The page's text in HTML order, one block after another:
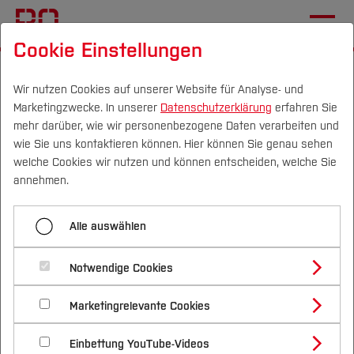
Campus Personen DE|EN Quicklinks
Studium
Studienangebote
Bachelorstudiengänge
Masterstudiengänge
Vor dem Studium
Bewerben & Einschreiben
Bewerbungsportal
Im Studium
Studienbüros und Prüfungen
Nach dem Studium
Forschung & Transfer
Profil
Forschungs- und Transferprofil
Schwerpunkte (FuT)
Beratung & Förderung
Nachhaltigkeit
Nachhaltigkeit studieren
International
Wirksame Unterstützung
Hilfe bei sexualisierter Gewalt
Menü aufklappen
Podcast: Nicht perfekt, aber passend
Bochum
Stipendien für Forscherinnen und
Wissenschaftlerinnen
Hilfe bei sexualisierter
Gewalt
Du hast etwas erlebt, das nicht
Cookie Einstellungen
Wir nutzen Cookies auf unserer Website für Analyse- und
Marketingzwecke. In unserer Datenschutzerklärung erfahren Sie
mehr darüber, wie wir personenbezogene Daten verarbeiten und
wie Sie uns kontaktieren können. Hier können Sie genau sehen
welche Cookies wir nutzen und können entscheiden, welche Sie
annehmen.
Alle auswählen
Notwendige Cookies
Marketingrelevante Cookies
Einbettung YouTube-Videos